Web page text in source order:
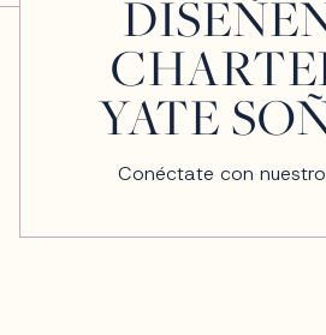
YATE
Conéctate con